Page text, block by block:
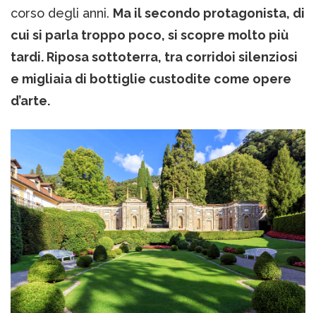
corso degli anni. Ma il secondo protagonista, di
cui si parla troppo poco, si scopre molto più
tardi. Riposa sottoterra, tra corridoi silenziosi
e migliaia di bottiglie custodite come opere
d’arte.